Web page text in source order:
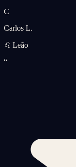
C
Carlos L.
♌ Leão
“